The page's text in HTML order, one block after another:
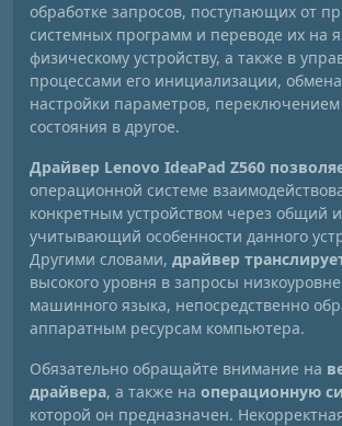
обработке запросов, поступающих от
системных программ и переводе их на
физическому устройству, а также в
процессами его инициализации,
настройки параметров, переключением
состояния в другое.
Драйвер Lenovo IdeaPad Z560
операционной системе
конкретным устройством через общий
учитывающий особенности данного
Другими словами, драйвер
высокого уровня в запросы
машинного языка, непосредственно
аппаратным ресурсам компьютера.
Обязательно обращайте внимание на
драйвера, а также на операционную
которой он предназначен.